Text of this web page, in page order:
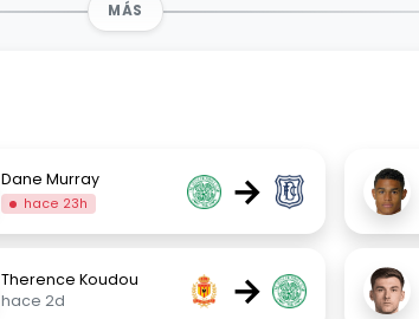
MÁS
Dane Murray
hace 23h →
Therence Koudou
hace 2d
→